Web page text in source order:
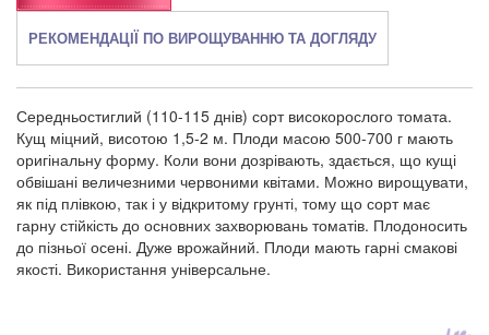
РЕКОМЕНДАЦІЇ ПО ВИРОЩУВАННЮ ТА ДОГЛЯДУ
Середньостиглий (110-115 днів) сорт високорослого томата.
Кущ міцний, висотою 1,5-2 м. Плоди масою 500-700 г мають
оригінальну форму. Коли вони дозрівають, здається, що кущі
обвішані величезними червоними квітами. Можно вирощувати,
як під плівкою, так і у відкритому грунті, тому що сорт має
гарну стійкість до основних захворювань томатів. Плодоносить
до пізньої осені. Дуже врожайний. Плоди мають гарні смакові
якості. Використання універсальне.